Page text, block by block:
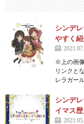
シンデ
やすく紹
※上の画
リンクと
レラガー
シンデ
イマス歴